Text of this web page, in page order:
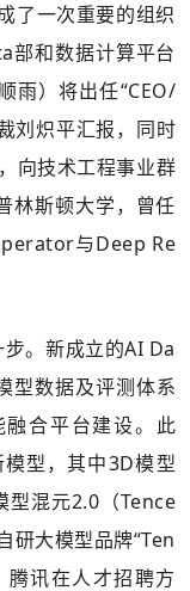
了一次重要的组织
部和数据计算平台
雨）将出任“CEO/
刘炽平汇报，同时
向技术工程事业群
林斯顿大学，曾任
与Deep Re
。新成立的AI Da
型数据及评测体系
合平台建设。此
型，其中3D模型
型混元2.0（Tence
研大模型品牌“Ten
腾讯在人才招聘方